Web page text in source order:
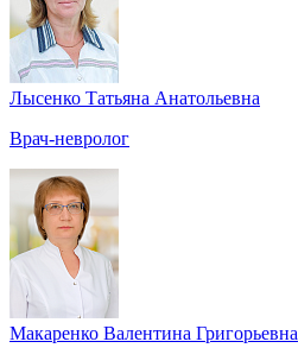
Лысенко Татьяна Анатольевна
Врач-невролог
Макаренко Валентина Григорьевна